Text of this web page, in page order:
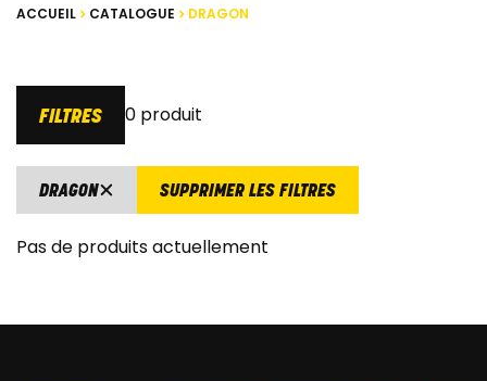
ACCUEIL CATALOGUE DRAGON
FILTRES 0 produit
DRAGON SUPPRIMER LES FILTRES
Pas de produits actuellement